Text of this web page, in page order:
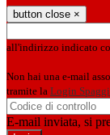
button close ×
all'indirizzo indicato
Non hai una e-mail
tramite la Login
E-mail inviata, si